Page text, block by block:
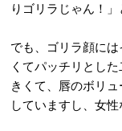
りゴリラじゃん！
でも、ゴリラ顔に
くてパッチリとし
きくて、唇のボリ
していますし、女